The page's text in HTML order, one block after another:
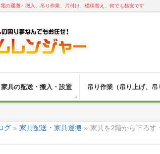
の運搬・搬入、吊り作業、片付け、模様替え、何でも格安です
具の配送・搬入・設置 吊り作業（吊り上げ、吊
グ » 家具配送・家具運搬 » 家具を2階から下ろす